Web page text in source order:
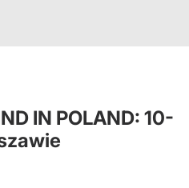
IN POLAND: 10-